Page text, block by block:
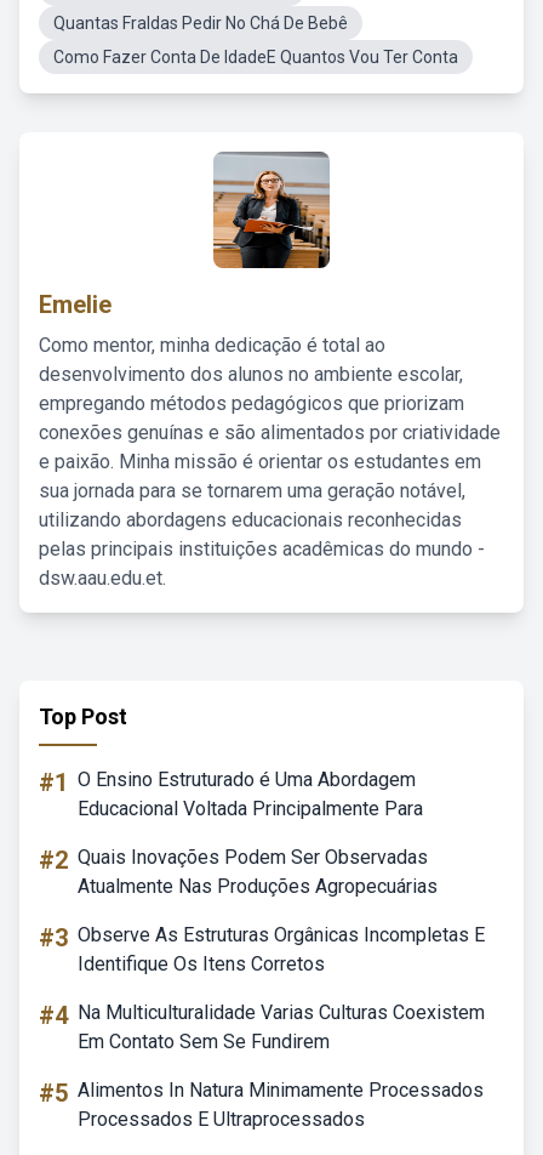
Quantas Fraldas Pedir No Chá De Bebê
Como Fazer Conta De IdadeE Quantos Vou Ter Conta
Emelie
Como mentor, minha dedicação é total ao
desenvolvimento dos alunos no ambiente escolar,
empregando métodos pedagógicos que priorizam
conexões genuínas e são alimentados por criatividade
e paixão. Minha missão é orientar os estudantes em
sua jornada para se tornarem uma geração notável,
utilizando abordagens educacionais reconhecidas
pelas principais instituições acadêmicas do mundo -
dsw.aau.edu.et.
Top Post
#1 O Ensino Estruturado é Uma Abordagem
Educacional Voltada Principalmente Para
#2 Quais Inovações Podem Ser Observadas
Atualmente Nas Produções Agropecuárias
#3 Observe As Estruturas Orgânicas Incompletas E
Identifique Os Itens Corretos
#4 Na Multiculturalidade Varias Culturas Coexistem
Em Contato Sem Se Fundirem
#5 Alimentos In Natura Minimamente Processados
Processados E Ultraprocessados